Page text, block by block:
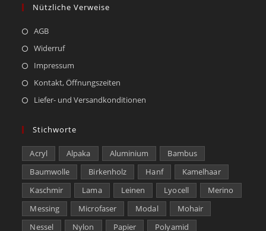
Nützliche Verweise
AGB
Widerruf
Impressum
Kontakt, Öffnungszeiten
Liefer- und Versandkonditionen
Stichworte
Acryl Alpaka Aluminium
Bambus
Baumwolle
Birkenholz Hanf
Kamelhaar
Kaschmir
Lama Leinen Lyocell
Merino
Messing
Microfaser Modal
Mohair
Nessel
Nylon Papier Polyamid